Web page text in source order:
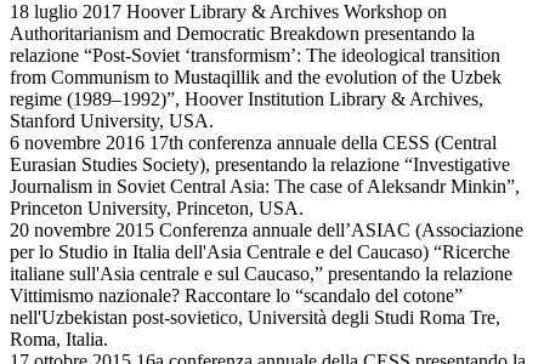
18 luglio 2017 Hoover Library & Archives Workshop on
Authoritarianism and Democratic Breakdown presentando la
relazione “Post-Soviet ‘transformism’: The ideological transition
from Communism to Mustaqillik and the evolution of the Uzbek
regime (1989–1992)”, Hoover Institution Library & Archives,
Stanford University, USA.
6 novembre 2016 17th conferenza annuale della CESS (Central
Eurasian Studies Society), presentando la relazione “Investigative
Journalism in Soviet Central Asia: The case of Aleksandr Minkin”,
Princeton University, Princeton, USA.
20 novembre 2015 Conferenza annuale dell’ASIAC (Associazione
per lo Studio in Italia dell'Asia Centrale e del Caucaso) “Ricerche
italiane sull'Asia centrale e sul Caucaso,” presentando la relazione
Vittimismo nazionale? Raccontare lo “scandalo del cotone”
nell'Uzbekistan post-sovietico, Università degli Studi Roma Tre,
Roma, Italia.